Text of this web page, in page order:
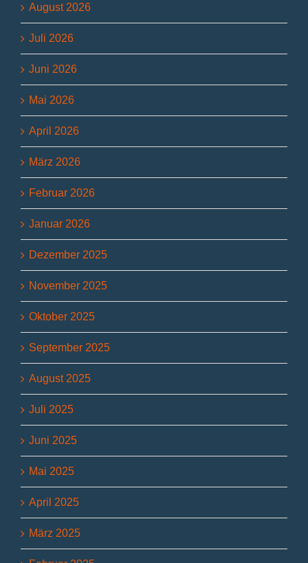
August 2026
Juli 2026
Juni 2026
Mai 2026
April 2026
März 2026
Februar 2026
Januar 2026
Dezember 2025
November 2025
Oktober 2025
September 2025
August 2025
Juli 2025
Juni 2025
Mai 2025
April 2025
März 2025